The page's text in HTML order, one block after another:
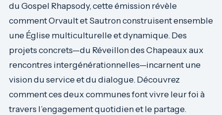
du Gospel Rhapsody, cette émission révèle
comment Orvault et Sautron construisent ensemble
une Église multiculturelle et dynamique. Des
projets concrets—du Réveillon des Chapeaux aux
rencontres intergénérationnelles—incarnent une
vision du service et du dialogue. Découvrez
comment ces deux communes font vivre leur foi à
travers l’engagement quotidien et le partage.